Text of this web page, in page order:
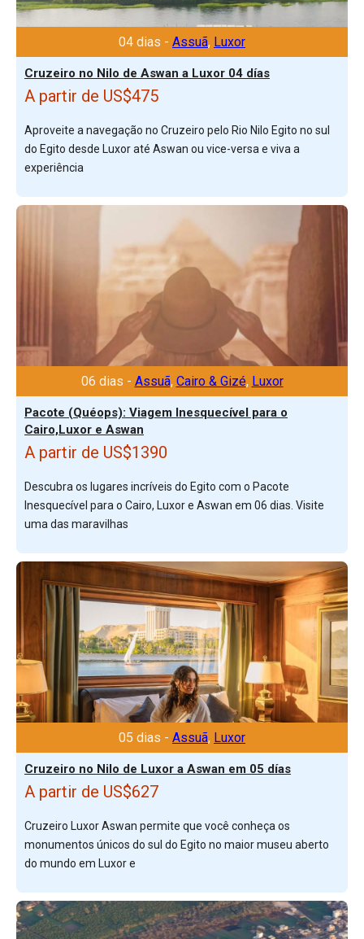
04 dias - Assuã, Luxor
Cruzeiro no Nilo de Aswan a Luxor 04 días
A partir de US$475
Aproveite a navegação no Cruzeiro pelo Rio Nilo Egito no sul
do Egito desde Luxor até Aswan ou vice-versa e viva a
experiência
06 dias - Assuã, Cairo & Gizé, Luxor
Pacote (Quéops): Viagem Inesquecível para o
Cairo,Luxor e Aswan
A partir de US$1390
Descubra os lugares incríveis do Egito com o Pacote
Inesquecível para o Cairo, Luxor e Aswan em 06 dias. Visite
uma das maravilhas
05 dias - Assuã, Luxor
Cruzeiro no Nilo de Luxor a Aswan em 05 días
A partir de US$627
Cruzeiro Luxor Aswan permite que você conheça os
monumentos únicos do sul do Egito no maior museu aberto
do mundo em Luxor e